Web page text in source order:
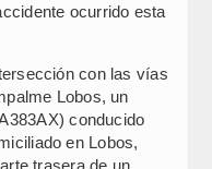
ocurrido esta
con las vías
Lobos, un
conducido
en Lobos,